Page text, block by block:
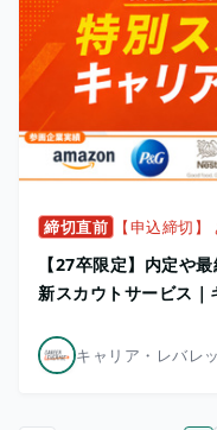
締切直前 【申込締切
【27卒限定】内定や
新スカウトサービス
キャリア・レバレ